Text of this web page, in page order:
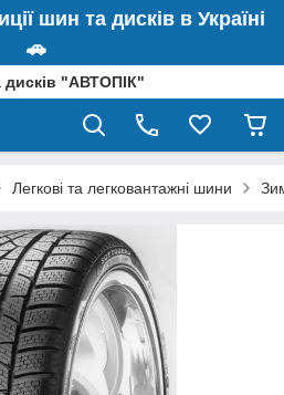
шин та дисків в Україні
🚗
дисків "АВТОПІК"
Легкові та легковантажні шини